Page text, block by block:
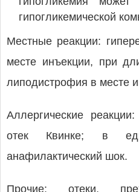
гипогликемической
Местные реакции:
месте инъекции, при
липодистрофия в месте
Аллергические
отек Квинке; в
анафилактический шок.
Прочие: отеки,